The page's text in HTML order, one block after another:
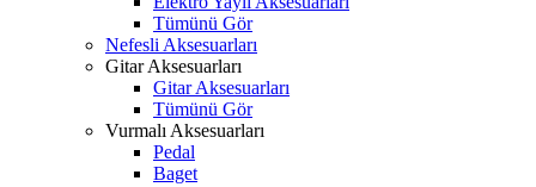
Tümünü Gör
Nefesli Aksesuarları
Gitar Aksesuarları
Gitar Aksesuarları
Tümünü Gör
Vurmalı Aksesuarları
Pedal
Baget